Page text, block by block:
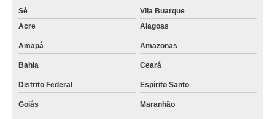
quanto custa camera gravadora veicular Paraisópolis
onde vende camera gravadora veicular Alfenas
mdvr veicular Córrego do Bom Jesus
onde vende camera veicular gravador Santa Bárbara
onde vende camera veicular gravador Santa Bárbara
Sé
Vila Buarque
Acre
Alagoas
Amapá Amazonas
Bahia Ceará
Distrito Federal Espírito Santo
Goiás Maranhão